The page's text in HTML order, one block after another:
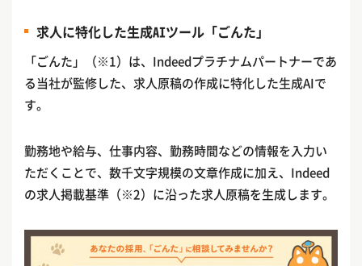
求人に特化した生成AIツール「ごんた」
「ごんた」（※1）は、Indeedプラチナムパートナーであ
る当社が監修した、求人原稿の作成に特化した生成AIで
す。
勤務地や給与、仕事内容、勤務時間などの情報を入力い
ただくことで、数千文字規模の文章作成に加え、Indeed
の求人掲載基準（※2）に沿った求人原稿を生成します。